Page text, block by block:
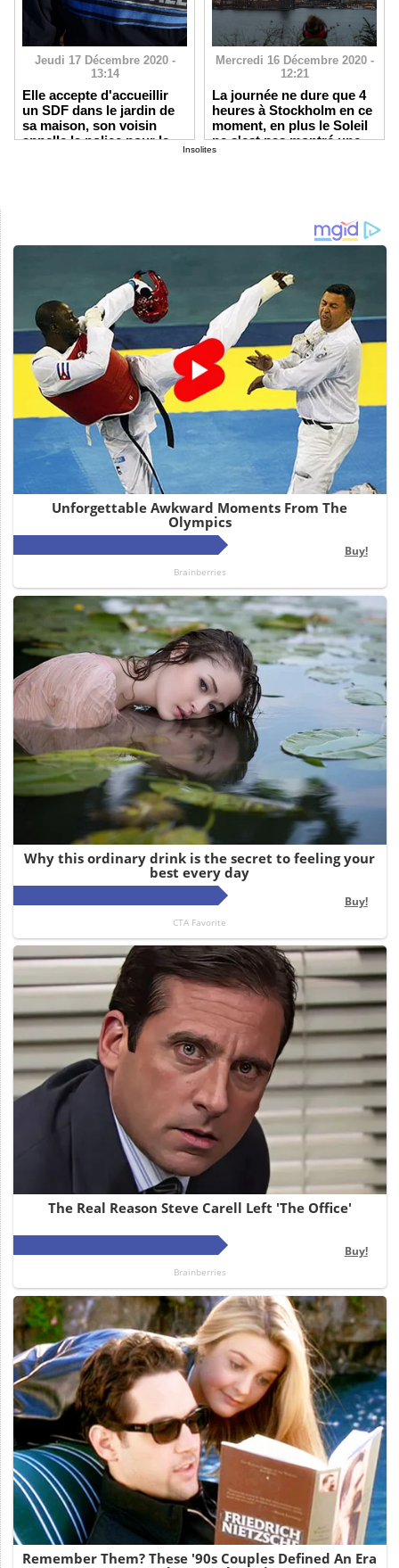
Jeudi 17 Décembre 2020 -
13:14
Elle accepte d'accueillir
un SDF dans le jardin de
sa maison, son voisin
appelle la police pour le
Mercredi 16 Décembre 2020 -
12:21
La journée ne dure que 4
heures à Stockholm en ce
moment, en plus le Soleil
ne s'est pas montré une
seule fois en Décembre
Insolites